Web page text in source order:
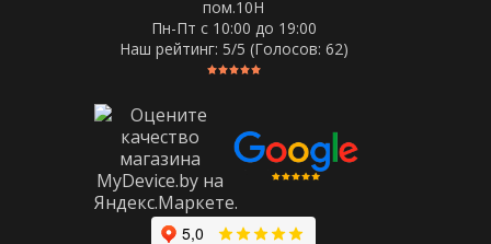
пом.10Н
Пн-Пт c 10:00 до 19:00
Наш рейтинг: 5/5 (Голосов: 62)